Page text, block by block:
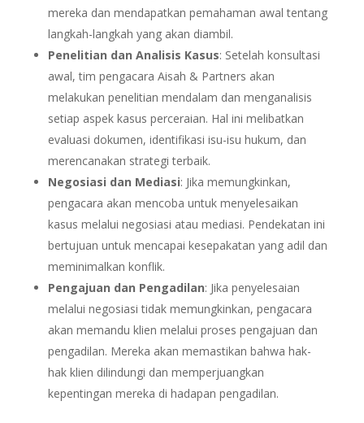
mereka dan mendapatkan pemahaman awal tentang
langkah-langkah yang akan diambil.
Penelitian dan Analisis Kasus: Setelah konsultasi
awal, tim pengacara Aisah & Partners akan
melakukan penelitian mendalam dan menganalisis
setiap aspek kasus perceraian. Hal ini melibatkan
evaluasi dokumen, identifikasi isu-isu hukum, dan
merencanakan strategi terbaik.
Negosiasi dan Mediasi: Jika memungkinkan,
pengacara akan mencoba untuk menyelesaikan
kasus melalui negosiasi atau mediasi. Pendekatan ini
bertujuan untuk mencapai kesepakatan yang adil dan
meminimalkan konflik.
Pengajuan dan Pengadilan: Jika penyelesaian
melalui negosiasi tidak memungkinkan, pengacara
akan memandu klien melalui proses pengajuan dan
pengadilan. Mereka akan memastikan bahwa hak-
hak klien dilindungi dan memperjuangkan
kepentingan mereka di hadapan pengadilan.